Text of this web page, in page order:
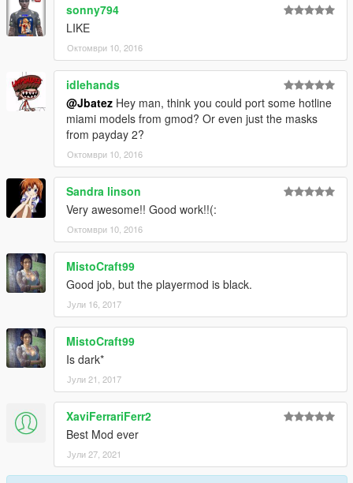
sonny794
LIKE
Октомври 10, 2016
idlehands
@Jbatez Hey man, think you could port some hotline
miami models from gmod? Or even just the masks
from payday 2?
Октомври 10, 2016
Sandra linson
Very awesome!! Good work!!(:
Октомври 10, 2016
MistoCraft99
Good job, but the playermod is black.
Јули 16, 2017
MistoCraft99
Is dark*
Јули 21, 2017
XaviFerrariFerr2
Best Mod ever
Јули 27, 2021